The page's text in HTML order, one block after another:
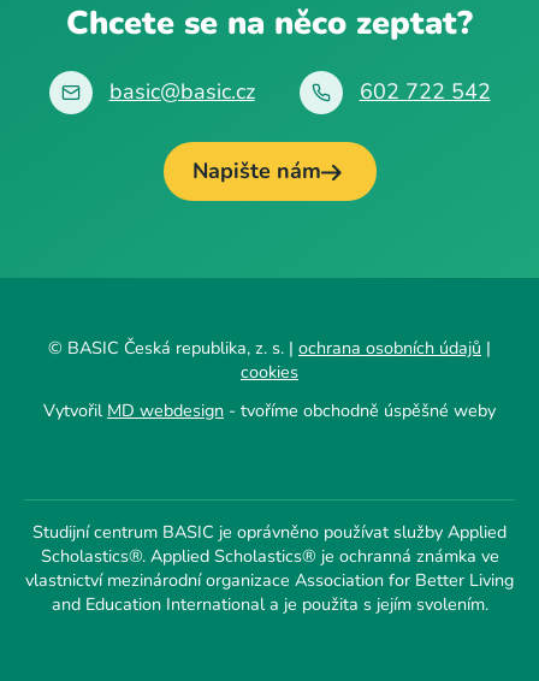
Chcete se na něco zeptat?
basic@basic.cz 602 722 542
Napište nám
© BASIC Česká republika, z. s. | ochrana osobních údajů |
cookies
Vytvořil MD webdesign - tvoříme obchodně úspěšné weby
Studijní centrum BASIC je oprávněno používat služby Applied
Scholastics®. Applied Scholastics® je ochranná známka ve
vlastnictví mezinárodní organizace Association for Better Living
and Education International a je použita s jejím svolením.